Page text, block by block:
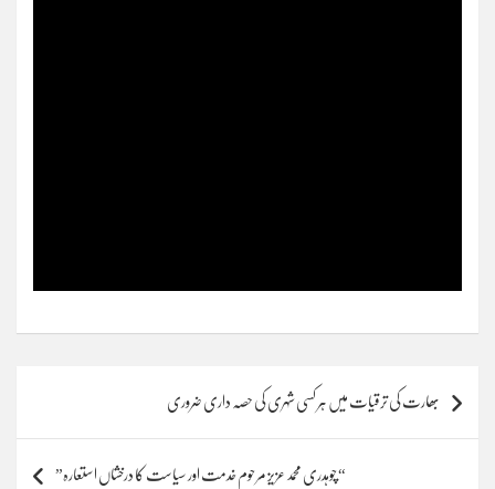
navigation
بھارت کی ترقیات میں ہر کسی شہری کی حصہ داری ضروری
“چوہدری محمد عزیز مرحوم خدمت اور سیاست کا درخشاں استعارہ”